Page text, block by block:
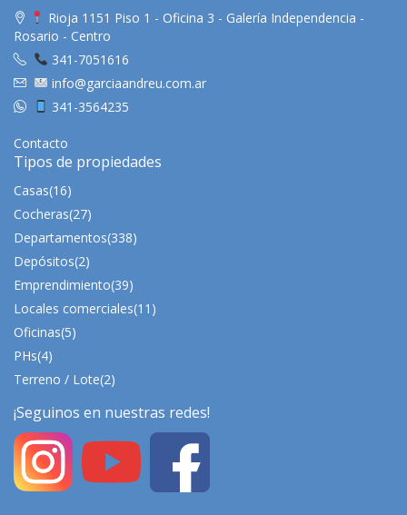
Rioja 1151 Piso 1 - Oficina 3 - Galería Independencia -
Rosario - Centro
341-7051616
info@garciaandreu.com.ar
341-3564235
Contacto
Tipos de propiedades
Casas(16)
Cocheras(27)
Departamentos(338)
Depósitos(2)
Emprendimiento(39)
Locales comerciales(11)
Oficinas(5)
PHs(4)
Terreno / Lote(2)
¡Seguinos en nuestras redes!